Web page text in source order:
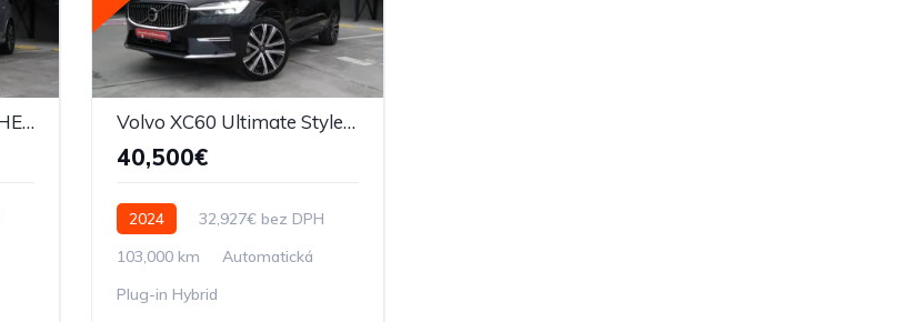
Audi Q7 55 3.0 TFSI e PHEV S line quattro tiptronic Volvo XC60 Ultimate Style Chrome AWD Plná výbava
40,500€
2024
32,927€ bez DPH
103,000 km
Automatická
Plug-in Hybrid